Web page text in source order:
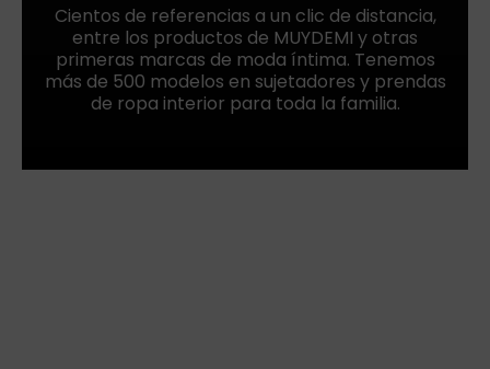
Cientos de referencias a un clic de distancia,
entre los productos de MUYDEMI y otras
primeras marcas de moda íntima. Tenemos
más de 500 modelos en sujetadores y prendas
de ropa interior para toda la familia.